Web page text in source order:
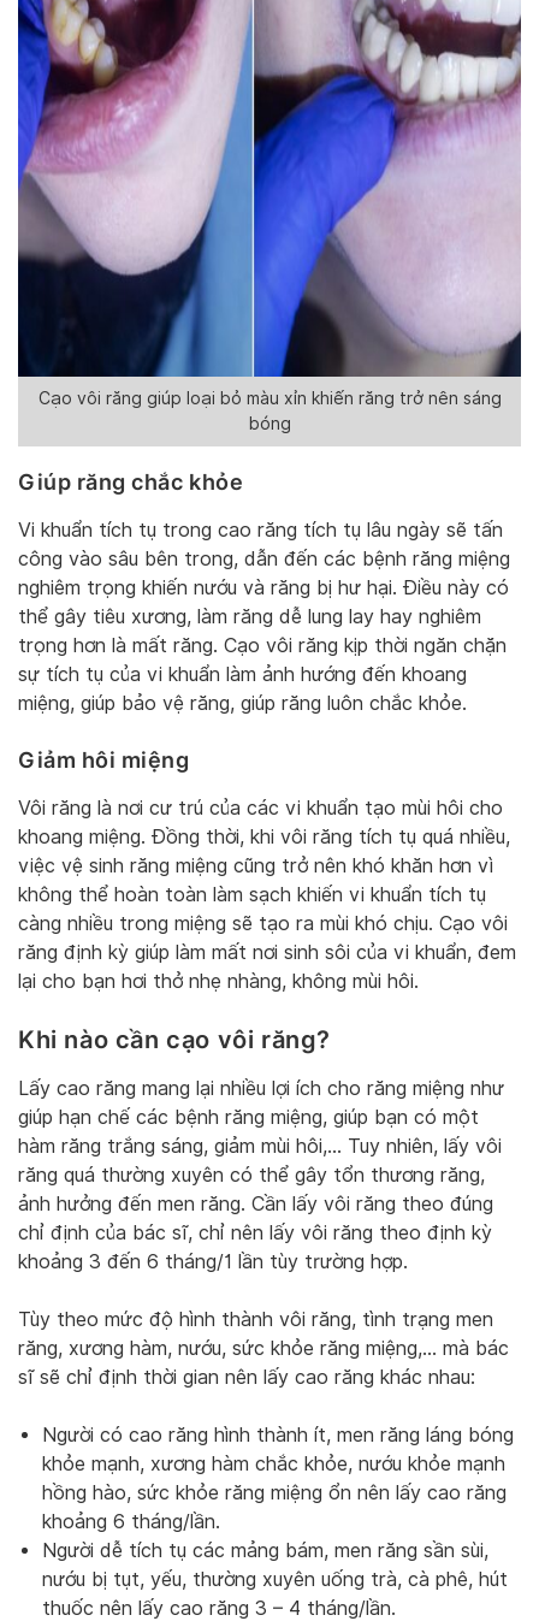
Cạo vôi răng giúp loại bỏ màu xỉn khiến răng trở nên sáng
bóng
Giúp răng chắc khỏe
Vi khuẩn tích tụ trong cao răng tích tụ lâu ngày sẽ tấn
công vào sâu bên trong, dẫn đến các bệnh răng miệng
nghiêm trọng khiến nướu và răng bị hư hại. Điều này có
thể gây tiêu xương, làm răng dễ lung lay hay nghiêm
trọng hơn là mất răng. Cạo vôi răng kịp thời ngăn chặn
sự tích tụ của vi khuẩn làm ảnh hướng đến khoang
miệng, giúp bảo vệ răng, giúp răng luôn chắc khỏe.
Giảm hôi miệng
Vôi răng là nơi cư trú của các vi khuẩn tạo mùi hôi cho
khoang miệng. Đồng thời, khi vôi răng tích tụ quá nhiều,
việc vệ sinh răng miệng cũng trở nên khó khăn hơn vì
không thể hoàn toàn làm sạch khiến vi khuẩn tích tụ
càng nhiều trong miệng sẽ tạo ra mùi khó chịu. Cạo vôi
răng định kỳ giúp làm mất nơi sinh sôi của vi khuẩn, đem
lại cho bạn hơi thở nhẹ nhàng, không mùi hôi.
Khi nào cần cạo vôi răng?
Lấy cao răng mang lại nhiều lợi ích cho răng miệng như
giúp hạn chế các bệnh răng miệng, giúp bạn có một
hàm răng trắng sáng, giảm mùi hôi,… Tuy nhiên, lấy vôi
răng quá thường xuyên có thể gây tổn thương răng,
ảnh hưởng đến men răng. Cần lấy vôi răng theo đúng
chỉ định của bác sĩ, chỉ nên lấy vôi răng theo định kỳ
khoảng 3 đến 6 tháng/1 lần tùy trường hợp.
Tùy theo mức độ hình thành vôi răng, tình trạng men
răng, xương hàm, nướu, sức khỏe răng miệng,… mà bác
sĩ sẽ chỉ định thời gian nên lấy cao răng khác nhau:
Người có cao răng hình thành ít, men răng láng bóng
khỏe mạnh, xương hàm chắc khỏe, nướu khỏe mạnh
hồng hào, sức khỏe răng miệng ổn nên lấy cao răng
khoảng 6 tháng/lần.
Người dễ tích tụ các mảng bám, men răng sần sùi,
nướu bị tụt, yếu, thường xuyên uống trà, cà phê, hút
thuốc nên lấy cao răng 3 – 4 tháng/lần.